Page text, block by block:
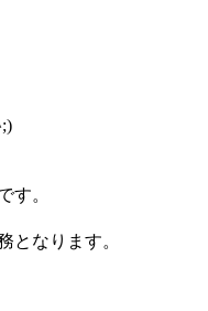
す。
となります。